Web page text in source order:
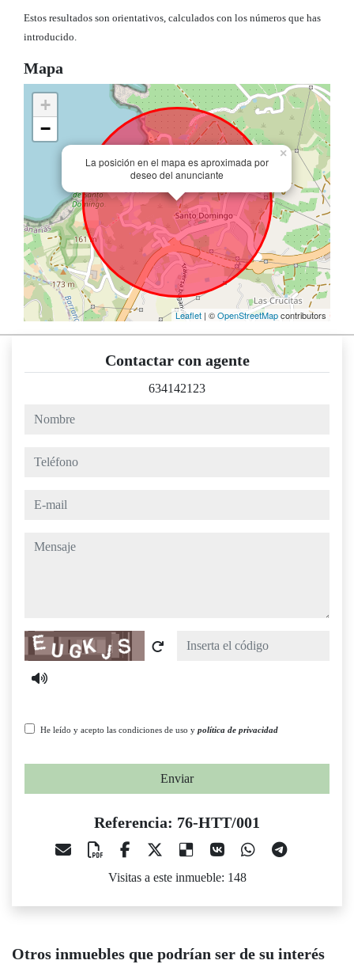
Estos resultados son orientativos, calculados con los números que has
introducido.
Mapa
La posición en el mapa es aproximada por
deseo del anunciante
×
+
−
Leaflet | ©OpenStreetMapcontributors
Contactar con agente
634142123
nombre
teléfono
e-mail
mensaje
Captcha
He leído y acepto las condiciones de uso y política de privacidad
Enviar
Referencia: 76-HTT/001
Visitas a este inmueble: 148
Otros inmuebles que podrían ser de su interés